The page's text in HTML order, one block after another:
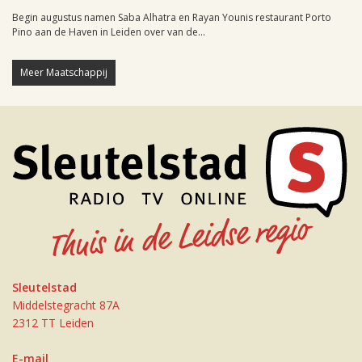
Begin augustus namen Saba Alhatra en Rayan Younis restaurant Porto
Pino aan de Haven in Leiden over van de...
Meer Maatschappij
Sleutelstad
Middelstegracht 87A
2312 TT Leiden
E-mail